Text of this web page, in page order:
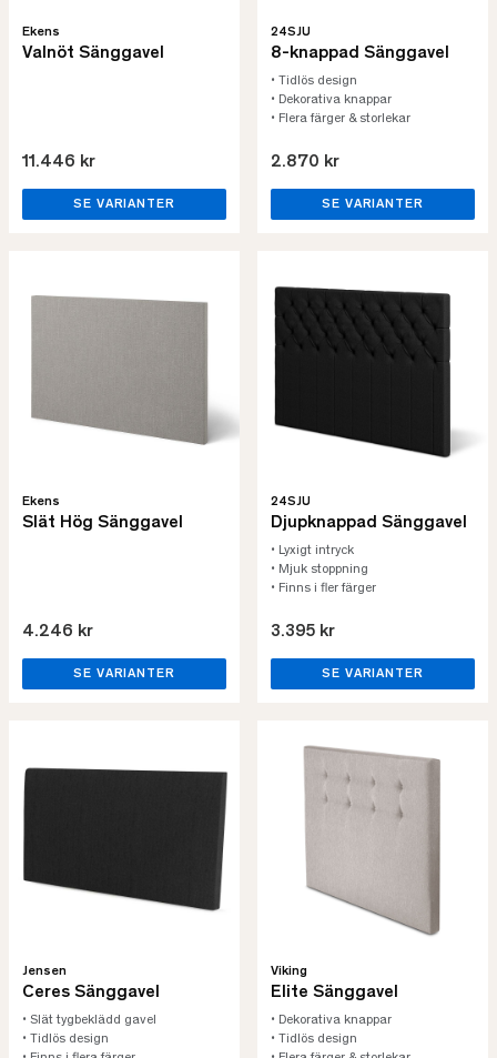
Ekens
Valnöt Sänggavel
11.446 kr
SE VARIANTER
24SJU
8-knappad Sänggavel
• Tidlös design
• Dekorativa knappar
• Flera färger & storlekar
2.870 kr
SE VARIANTER
Ekens
Slät Hög Sänggavel
4.246 kr
SE VARIANTER
24SJU
Djupknappad Sänggavel
• Lyxigt intryck
• Mjuk stoppning
• Finns i fler färger
3.395 kr
SE VARIANTER
Jensen
Ceres Sänggavel
• Slät tygbeklädd gavel
• Tidlös design
Viking
Elite Sänggavel
• Dekorativa knappar
• Tidlös design